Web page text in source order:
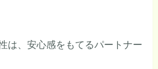
は、安心感をもてるパートナー